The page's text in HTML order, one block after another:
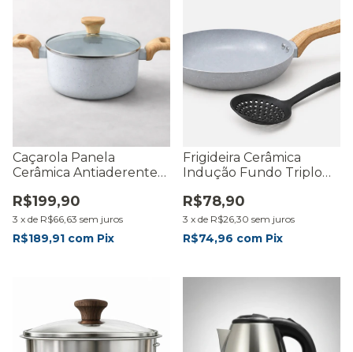
Caçarola Panela
Cerâmica Antiaderente
Com Tampa
R$199,90
3 x de R$66,63 sem juros
R$189,91 com Pix
Frigideira Cerâmica
Indução Fundo Triplo
R$78,90
3 x de R$26,30 sem juros
R$74,96 com Pix